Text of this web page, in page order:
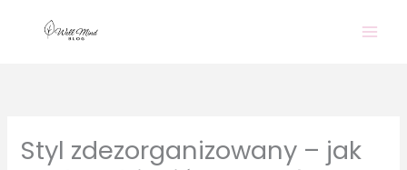
Styl zdezorganizowany – jak